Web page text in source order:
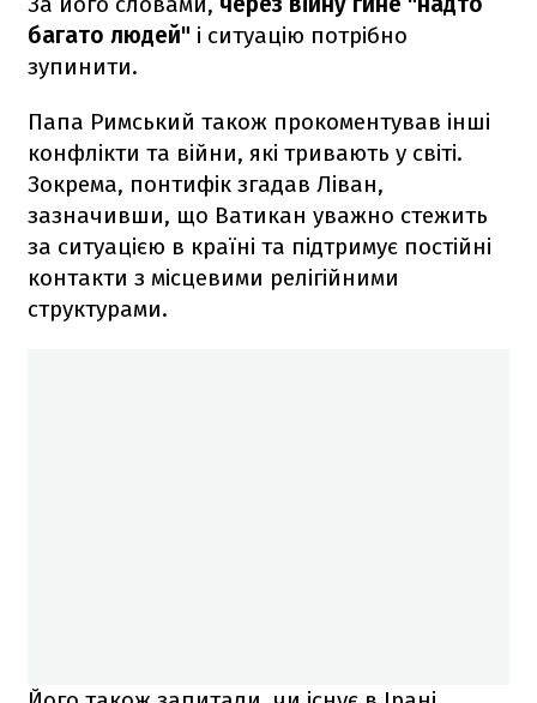
багато людей" і ситуацію потрібно
зупинити.
Папа Римський також прокоментував інші
конфлікти та війни, які тривають у світі.
Зокрема, понтифік згадав Ліван,
зазначивши, що Ватикан уважно стежить
за ситуацією в країні та підтримує постійні
контакти з місцевими релігійними
структурами.